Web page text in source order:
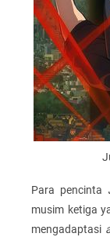
Para pencinta
musim ketiga
mengadaptasi